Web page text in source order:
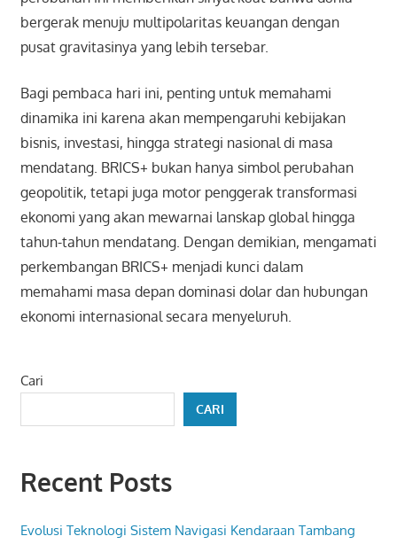
bergerak menuju multipolaritas keuangan dengan
pusat gravitasinya yang lebih tersebar.
Bagi pembaca hari ini, penting untuk memahami
dinamika ini karena akan mempengaruhi kebijakan
bisnis, investasi, hingga strategi nasional di masa
mendatang. BRICS+ bukan hanya simbol perubahan
geopolitik, tetapi juga motor penggerak transformasi
ekonomi yang akan mewarnai lanskap global hingga
tahun-tahun mendatang. Dengan demikian, mengamati
perkembangan BRICS+ menjadi kunci dalam
memahami masa depan dominasi dolar dan hubungan
ekonomi internasional secara menyeluruh.
Cari
CARI
Recent Posts
Evolusi Teknologi Sistem Navigasi Kendaraan Tambang